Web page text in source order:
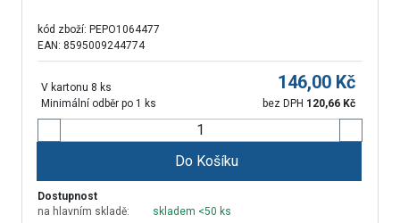
kód zboží: PEPO1064477
EAN: 8595009244774
V kartonu 8 ks
Minimální odběr po 1 ks
146,00 Kč
bez DPH 120,66 Kč
Do Košíku
Dostupnost
na hlavním skladě:
skladem <50 ks